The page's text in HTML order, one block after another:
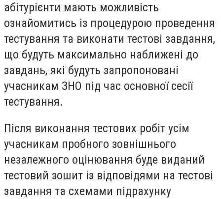
абітурієнти мають можливість
ознайомитись із процедурою проведення
тестування та виконати тестові завдання,
що будуть максимально наближені до
завдань, які будуть запропоновані
учасникам ЗНО під час основної сесії
тестування.
Після виконання тестових робіт усім
учасникам пробного зовнішнього
незалежного оцінювання буде виданий
тестовий зошит із відповідями на тестові
завдання та схемами підрахунку